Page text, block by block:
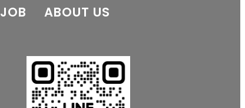
JOB ABOUT US